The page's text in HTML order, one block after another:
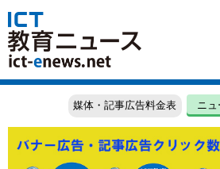
媒体・記事広告料金表 ニ